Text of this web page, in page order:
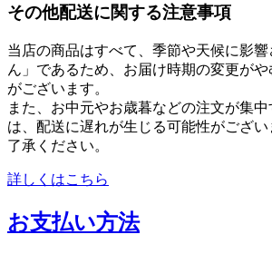
その他配送に関する注意事項
当店の商品はすべて、季節や天候に影
ん」であるため、お届け時期の変更が
がございます。
また、お中元やお歳暮などの注文が集
は、配送に遅れが生じる可能性がござ
了承ください。
詳しくはこちら
お支払い方法